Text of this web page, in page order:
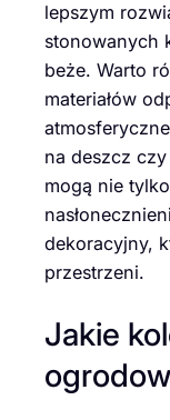
lepszym
stonowanych
beże. Warto
materiałów
na deszcz czy
mogą nie
dekoracyjny,
przestrzeni.
Jakie